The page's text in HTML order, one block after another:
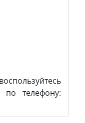
телефону: